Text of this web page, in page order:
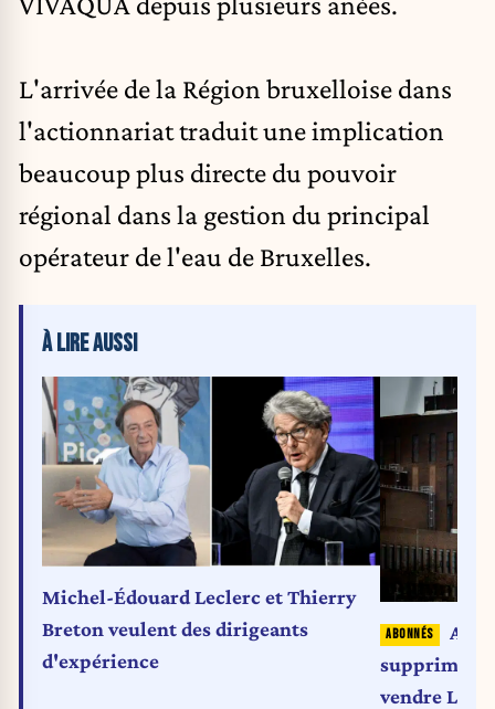
L'arrivée de la Région bruxelloise dans
l'actionnariat traduit une implication
beaucoup plus directe du pouvoir
régional dans la gestion du principal
opérateur de l'eau de Bruxelles.
À LIRE AUSSI
Michel-Édouard Leclerc et Thierry
Breton veulent des dirigeants
d'expérience
supprimés,
vendre